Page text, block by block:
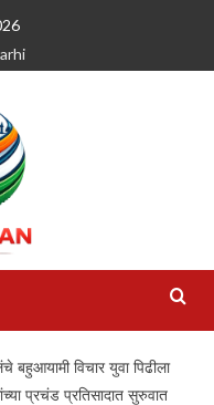
बहुआयामी विचार युवा पिढीला
प्रचंड प्रतिसादात सुरुवात